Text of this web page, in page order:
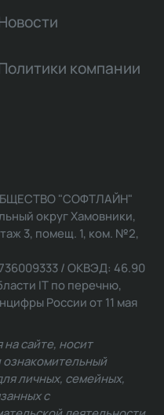
компании
"СОФТЛАЙН"
округ Хамовники,
3, помещ. 1, ком. №2,
/ ОКВЭД: 46.90
IT по перечню,
России от 11 мая
сайте, носит
личных, семейных,
с